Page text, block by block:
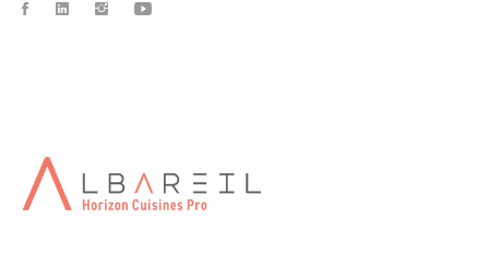
INSTALLATEUR CHAMBRE FROIDE
POSITIVE TOULOUSE